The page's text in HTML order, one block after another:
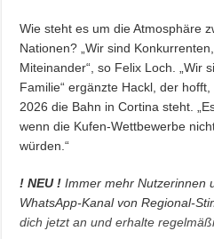
Wie steht es um die Atmosphäre
Nationen? „Wir sind
Miteinander“, so Felix Loch. „Wir
Familie“ ergänzte Hackl, der
2026 die Bahn in Cortina steht.
wenn die Kufen-Wettbewerbe
würden.“
! NEU ! Immer mehr Nutzerinnen
WhatsApp-Kanal von Regional-
dich jetzt an und erhalte